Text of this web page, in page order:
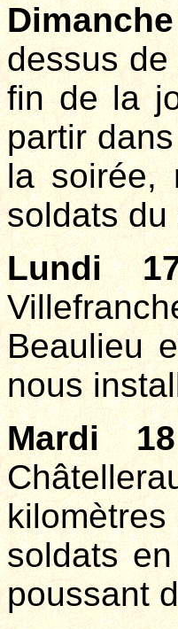
dessus
fin de la
partir
la soirée,
soldats du
Lundi
Beaulieu
nous
Mardi
soldats
poussant